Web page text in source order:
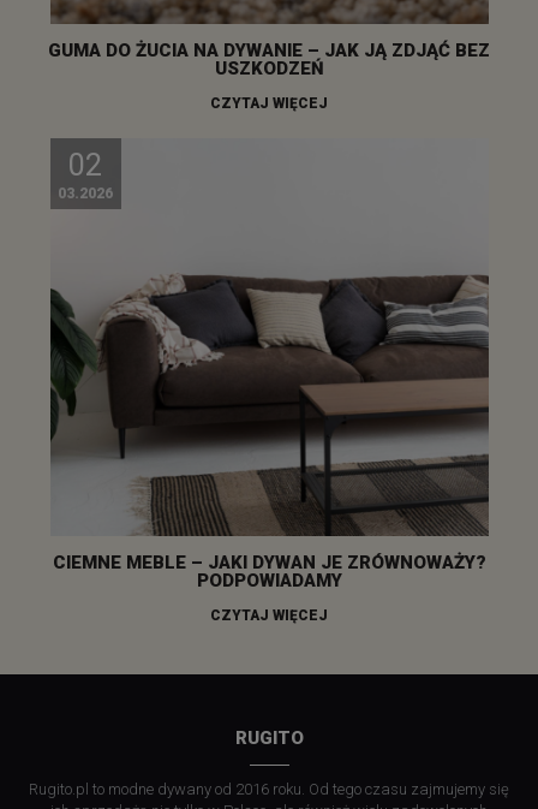
GUMA DO ŻUCIA NA DYWANIE – JAK JĄ ZDJĄĆ BEZ
USZKODZEŃ
CZYTAJ WIĘCEJ
02
03.2026
CIEMNE MEBLE – JAKI DYWAN JE ZRÓWNOWAŻY?
PODPOWIADAMY
CZYTAJ WIĘCEJ
RUGITO
Rugito.pl to modne dywany od 2016 roku. Od tego czasu zajmujemy się